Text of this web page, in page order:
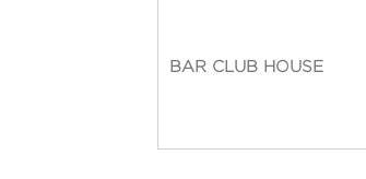
BAR CLUB HOUSE